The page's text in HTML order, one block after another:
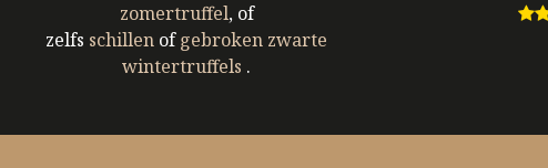
zomertruffel, of
zelfs schillen ofgebroken zwarte
wintertruffels .